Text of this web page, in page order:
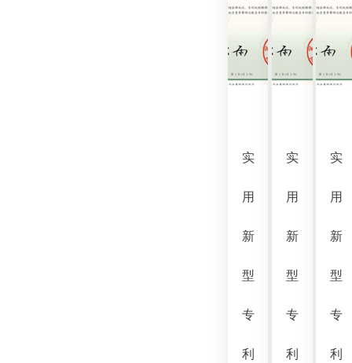
实
用
新
型
专
利
实
用
新
型
专
利
实
用
新
型
专
利